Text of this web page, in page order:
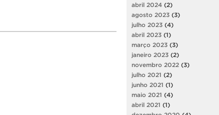
abril 2024 (2)
agosto 2023 (3)
julho 2023 (4)
abril 2023 (1)
março 2023 (3)
janeiro 2023 (2)
novembro 2022 (3)
julho 2021 (2)
junho 2021 (1)
maio 2021 (4)
abril 2021 (1)